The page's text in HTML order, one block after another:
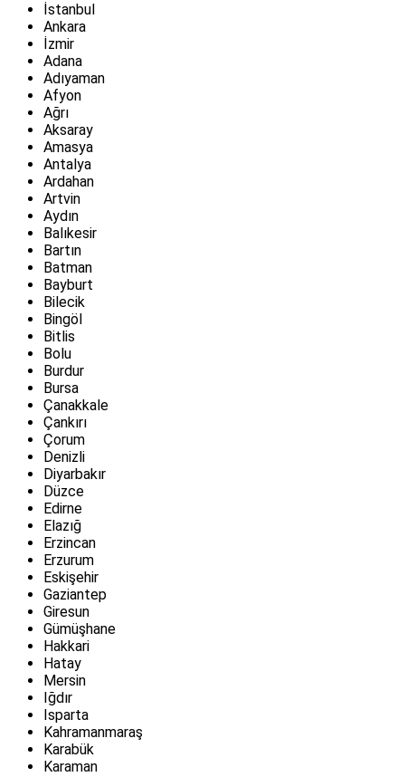
İstanbul
Ankara
İzmir
Adana
Adıyaman
Afyon
Ağrı
Aksaray
Amasya
Antalya
Ardahan
Artvin
Aydın
Balıkesir
Bartın
Batman
Bayburt
Bilecik
Bingöl
Bitlis
Bolu
Burdur
Bursa
Çanakkale
Çankırı
Çorum
Denizli
Diyarbakır
Düzce
Edirne
Elazığ
Erzincan
Erzurum
Eskişehir
Gaziantep
Giresun
Gümüşhane
Hakkari
Hatay
Mersin
Iğdır
Isparta
Kahramanmaraş
Karabük
Karaman